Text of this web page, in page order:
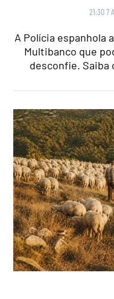
21:30 7
A Polícia espanhola
Multibanco que
desconfie. Saiba